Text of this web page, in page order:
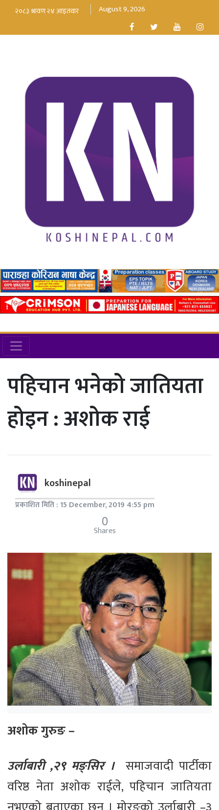
August 9, 2026
पहिचान भनेको जातियता
होइन : अशोक राई
koshinepal
प्रकाशित मिति : 15 December, 2019 4:55 pm
0
Shares
अशोक गुरुङ –
उर्लाबारी ,२९ मङ्सिर ।समाजवादी पार्टीका
वरिष्ठ नेता अशोक राईले, पहिचान जातियता